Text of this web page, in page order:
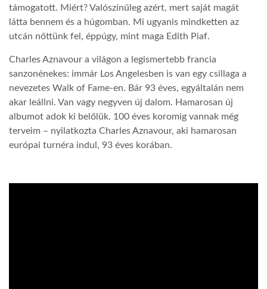
támogatott. Miért? Valószínűleg azért, mert saját magát
látta bennem és a húgomban. Mi ugyanis mindketten az
utcán nőttünk fel, éppúgy, mint maga Edith Piaf.
Charles Aznavour a világon a legismertebb francia
sanzonénekes: immár Los Angelesben is van egy csillaga a
nevezetes Walk of Fame-en. Bár 93 éves, egyáltalán nem
akar leállni. Van vagy negyven új dalom. Hamarosan új
albumot adok ki belőlük. 100 éves koromig vannak még
terveim – nyilatkozta Charles Aznavour, aki hamarosan
európai turnéra indul, 93 éves korában.